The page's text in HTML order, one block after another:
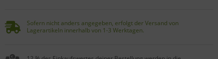
Sofern nicht anders angegeben, erfolgt der Versand von
Lagerartikeln innerhalb von 1-3 Werktagen.